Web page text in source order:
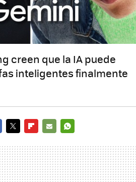
creen que la IA puede
inteligentes finalmente
MAIL